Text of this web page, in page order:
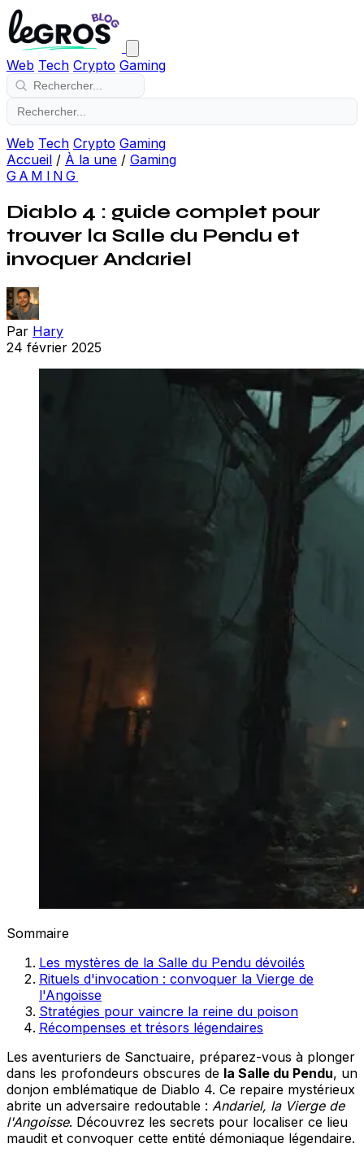
Web Tech Crypto Gaming
Web Tech Crypto Gaming
Accueil / À la une / Gaming
GAMING
Diablo 4 : guide complet pour
trouver la Salle du Pendu et
invoquer Andariel
Par Hary
24 février 2025
Sommaire
Les mystères de la Salle du Pendu dévoilés
Rituels d'invocation : convoquer la Vierge de
l'Angoisse
Stratégies pour vaincre la reine du poison
Récompenses et trésors légendaires
Les aventuriers de Sanctuaire, préparez-vous à plonger
dans les profondeurs obscures de la Salle du Pendu, un
donjon emblématique de Diablo 4. Ce repaire mystérieux
abrite un adversaire redoutable : Andariel, la Vierge de
l'Angoisse. Découvrez les secrets pour localiser ce lieu
maudit et convoquer cette entité démoniaque légendaire.